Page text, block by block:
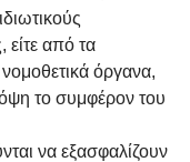
είτε από τα
νομοθετικά όργανα,
το συμφέρον του
να εξασφαλίζουν